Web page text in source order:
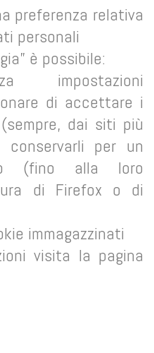
preferenza relativa
personali
è possibile:
impostazioni
di accettare i
dai siti più
per un
(fino alla loro
di Firefox o di
immagazzinati
visita la pagina